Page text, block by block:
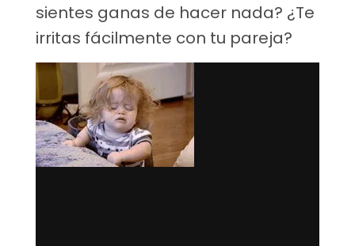
sientes ganas de hacer nada? ¿Te
irritas fácilmente con tu pareja?